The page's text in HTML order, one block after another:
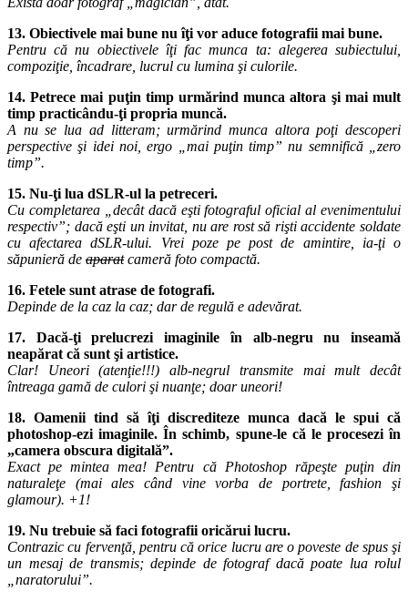
13. Obiectivele mai bune nu îţi vor aduce fotografii mai bune.
Pentru că nu obiectivele îţi fac munca ta: alegerea subiectului,
compoziţie, încadrare, lucrul cu lumina şi culorile.
14. Petrece mai puţin timp urmărind munca altora şi mai mult
timp practicându-ţi propria muncă.
A nu se lua ad litteram; urmărind munca altora poţi descoperi
perspective şi idei noi, ergo „mai puţin timp” nu semnifică „zero
timp”.
15. Nu-ţi lua dSLR-ul la petreceri.
Cu completarea „decât dacă eşti fotograful oficial al evenimentului
respectiv”; dacă eşti un invitat, nu are rost să rişti accidente soldate
cu afectarea dSLR-ului. Vrei poze pe post de amintire, ia-ţi o
săpunieră de aparatcameră foto compactă.
16. Fetele sunt atrase de fotografi.
Depinde de la caz la caz; dar de regulă e adevărat.
17. Dacă-ţi prelucrezi imaginile în alb-negru nu inseamă
neapărat că sunt şi artistice.
Clar! Uneori (atenţie!!!) alb-negrul transmite mai mult decât
întreaga gamă de culori şi nuanţe; doar uneori!
18. Oamenii tind să îţi discrediteze munca dacă le spui că
photoshop-ezi imaginile. În schimb, spune-le că le procesezi în
„camera obscura digitală”.
Exact pe mintea mea! Pentru că Photoshop răpeşte puţin din
naturaleţe (mai ales când vine vorba de portrete, fashion şi
glamour). +1!
19. Nu trebuie să faci fotografii oricărui lucru.
Contrazic cu fervenţă, pentru că orice lucru are o poveste de spus şi
un mesaj de transmis; depinde de fotograf dacă poate lua rolul
„naratorului”.